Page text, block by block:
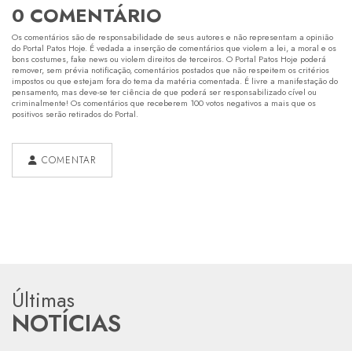
0 COMENTÁRIO
Os comentários são de responsabilidade de seus autores e não representam a opinião
do Portal Patos Hoje. É vedada a inserção de comentários que violem a lei, a moral e os
bons costumes, fake news ou violem direitos de terceiros. O Portal Patos Hoje poderá
remover, sem prévia notificação, comentários postados que não respeitem os critérios
impostos ou que estejam fora do tema da matéria comentada. É livre a manifestação do
pensamento, mas deve-se ter ciência de que poderá ser responsabilizado cível ou
criminalmente! Os comentários que receberem 100 votos negativos a mais que os
positivos serão retirados do Portal.
COMENTAR
Últimas
NOTÍCIAS